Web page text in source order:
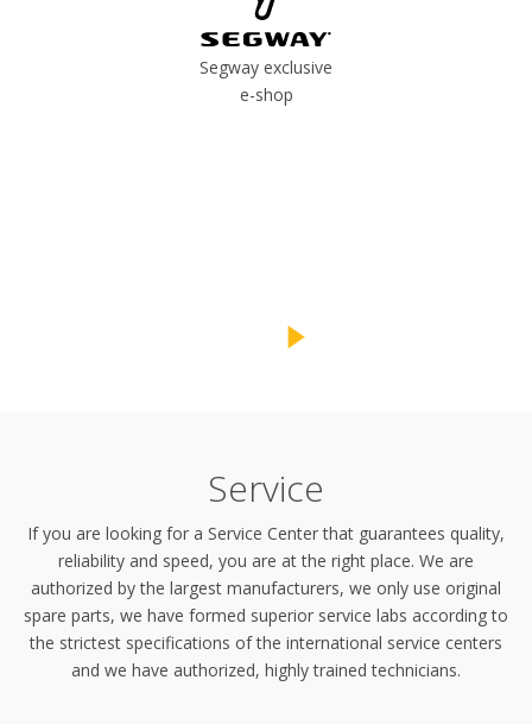
Segway exclusive
e-shop
Service
If you are looking for a Service Center that guarantees quality,
reliability and speed, you are at the right place. We are
authorized by the largest manufacturers, we only use original
spare parts, we have formed superior service labs according to
the strictest specifications of the international service centers
and we have authorized, highly trained technicians.